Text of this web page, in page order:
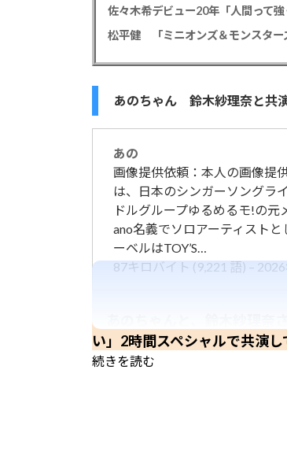
佐々木希デビュー20年「人間って
あのちゃん 鈴木紗理奈と共
あの
画像提供依頼：本人の画像提
は、日本のシンガーソングラ
ドルグループゆるめるモ!の
ano名義でソロアーティストと
ーベルはTOY’S…
87キロバイト (9,221 語) –
あのちゃんと、鈴木紗理奈
い」2時間スペシャルで共演
続きを読む